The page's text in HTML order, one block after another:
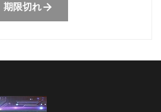
期限切れ